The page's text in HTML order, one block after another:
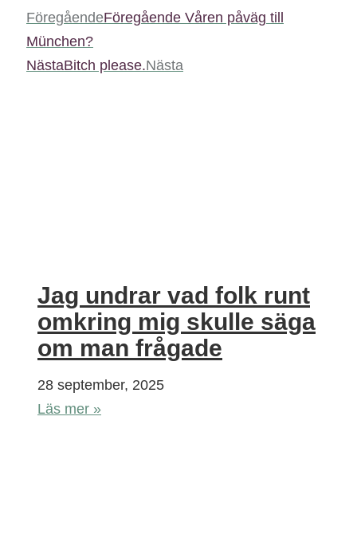
FöregåendeFöregående Våren påväg till
München?
NästaBitch please.Nästa
Jag undrar vad folk runt
omkring mig skulle säga
om man frågade
28 september, 2025
Läs mer »